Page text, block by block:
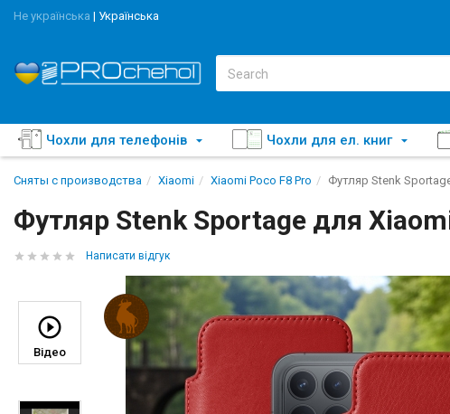
Не українська | Українська
Чохли для телефонів Чохли для ел. книг
Сняты с производства Xiaomi Xiaomi Poco F8 Pro Футляр Stenk
Футляр Stenk Sportage для
Написати відгук
Відео